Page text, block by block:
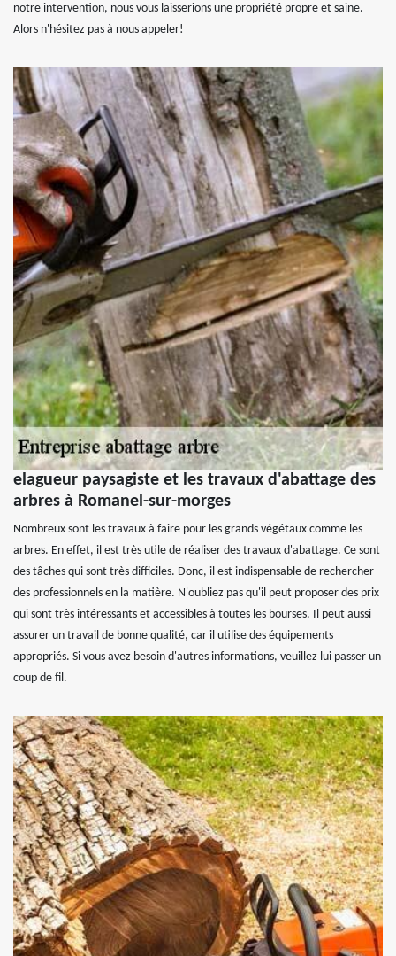
notre intervention, nous vous laisserions une propriété propre et saine.
Alors n'hésitez pas à nous appeler!
elagueur paysagiste et les travaux d'abattage des
arbres à Romanel-sur-morges
Nombreux sont les travaux à faire pour les grands végétaux comme les
arbres. En effet, il est très utile de réaliser des travaux d'abattage. Ce sont
des tâches qui sont très difficiles. Donc, il est indispensable de rechercher
des professionnels en la matière. N'oubliez pas qu'il peut proposer des prix
qui sont très intéressants et accessibles à toutes les bourses. Il peut aussi
assurer un travail de bonne qualité, car il utilise des équipements
appropriés. Si vous avez besoin d'autres informations, veuillez lui passer un
coup de fil.